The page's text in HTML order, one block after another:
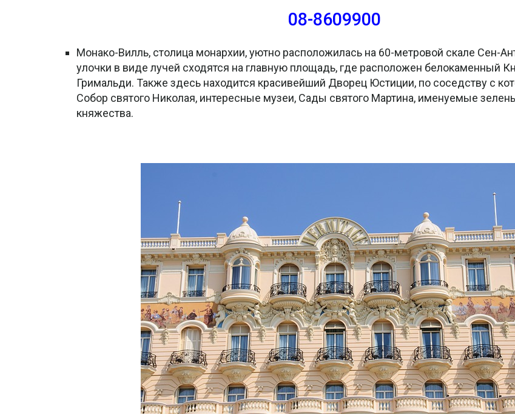
08-8609900
Монако-Вилль, столица монархии, уютно расположилась на 60-метровой скале Сен-
улочки в виде лучей сходятся на главную площадь, где расположен белокаменный
Гримальди. Также здесь находится красивейший Дворец Юстиции, по соседству с
Собор святого Николая, интересные музеи, Сады святого Мартина, именуемые
княжества.